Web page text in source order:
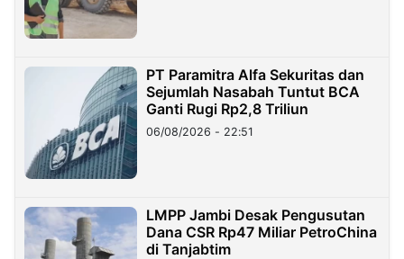
PT Paramitra Alfa Sekuritas dan
Sejumlah Nasabah Tuntut BCA
Ganti Rugi Rp2,8 Triliun
06/08/2026 - 22:51
LMPP Jambi Desak Pengusutan
Dana CSR Rp47 Miliar PetroChina
di Tanjabtim